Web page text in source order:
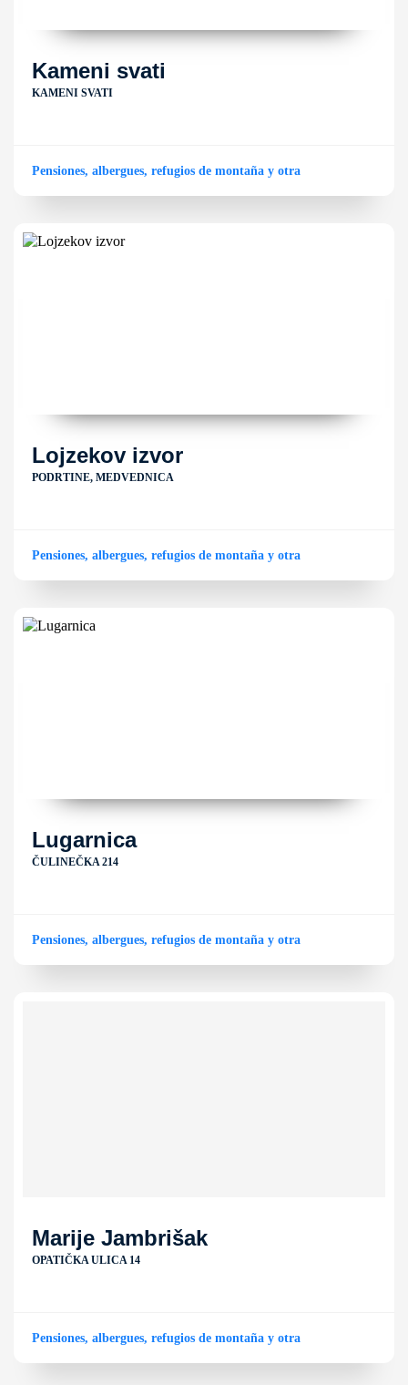
Kameni svati
KAMENI SVATI
Pensiones, albergues, refugios de montaña y otra
Lojzekov izvor
PODRTINE, MEDVEDNICA
Pensiones, albergues, refugios de montaña y otra
Lugarnica
ČULINEČKA 214
Pensiones, albergues, refugios de montaña y otra
Marije Jambrišak
OPATIČKA ULICA 14
Pensiones, albergues, refugios de montaña y otra